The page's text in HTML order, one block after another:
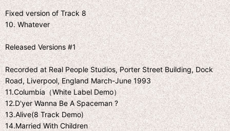
Fixed version of Track 8
10. Whatever
Released Versions #1
Recorded at Real People Studios, Porter Street Building, Dock
Road, Liverpool, England March-June 1993
11.Columbia（White Label Demo）
12.D'yer Wanna Be A Spaceman ?
13.Alive(8 Track Demo)
14.Married With Children